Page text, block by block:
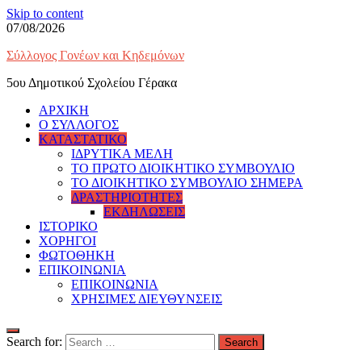
Skip to content
07/08/2026
Σύλλογος Γονέων και Κηδεμόνων
5ου Δημοτικού Σχολείου Γέρακα
ΑΡΧΙΚΗ
Ο ΣΥΛΛΟΓΟΣ
ΚΑΤΑΣΤΑΤΙΚΟ
ΙΔΡΥΤΙΚΑ ΜΕΛΗ
ΤΟ ΠΡΩΤΟ ΔΙΟΙΚΗΤΙΚΟ ΣΥΜΒΟΥΛΙΟ
ΤΟ ΔΙΟΙΚΗΤΙΚΟ ΣΥΜΒΟΥΛΙΟ ΣΗΜΕΡΑ
ΔΡΑΣΤΗΡΙΟΤΗΤΕΣ
ΕΚΔΗΛΩΣΕΙΣ
ΙΣΤΟΡΙΚΟ
ΧΟΡΗΓΟΙ
ΦΩΤΟΘΗΚΗ
ΕΠΙΚΟΙΝΩΝΙΑ
ΕΠΙΚΟΙΝΩΝΙΑ
ΧΡΗΣΙΜΕΣ ΔΙΕΥΘΥΝΣΕΙΣ
Search for: